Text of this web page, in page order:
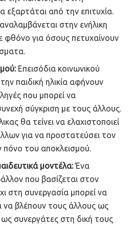
εξαρτάται από την επιτυχία.
στην ενήλικη
για όσους πετυχαίνουν
Επεισόδια κοινωνικού
παιδική ηλικία αφήνουν
που μπορεί να
σύγκριση με τους άλλους.
θα τείνει να ελαχιστοποιεί
για να προστατεύσει τον
του αποκλεισμού.
μοντέλα:Ένα
που βασίζεται στον
στη συνεργασία μπορεί να
να βλέπουν τους άλλους ως
ως συνεργάτες στη δική τους